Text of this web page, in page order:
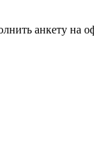
анкету на